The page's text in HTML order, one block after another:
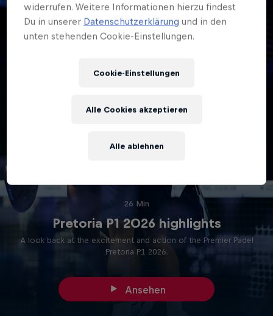
26 Min
Pretoria P1 2026 highlights
A look back at the excitement and action of the Premier Padel
Pretoria P1 2026.
Ansehen
widerrufen. Weitere Informationen hierzu findest
Du in unserer Datenschutzerklärung und in den
unten stehenden Cookie-Einstellungen.
Cookie-Einstellungen
Alle ablehnen
Alle Cookies akzeptieren